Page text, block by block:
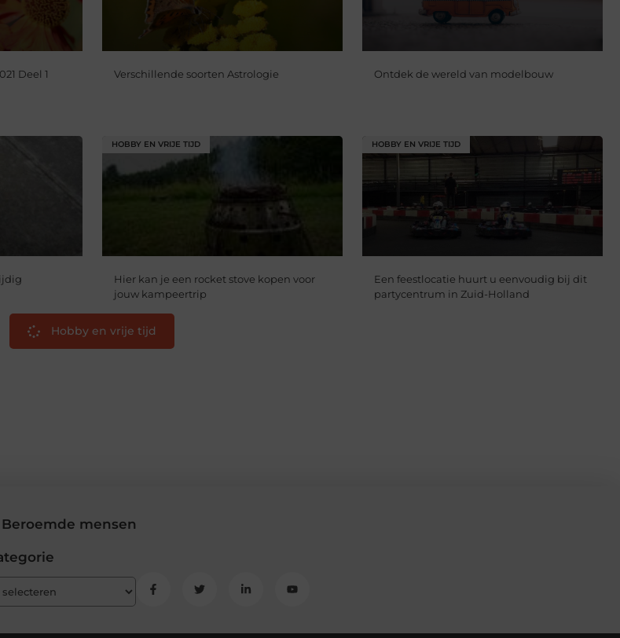
Deel 1 Verschillende soorten Astrologie Ontdek de wereld van modelbouw
HOBBY EN VRIJE TIJD
Hier kan je een rocket stove kopen voor
jouw kampeertrip
HOBBY EN VRIJE TIJD
Een feestlocatie huurt u eenvoudig bij dit
partycentrum in Zuid-Holland
Hobby en vrije tijd
mensen